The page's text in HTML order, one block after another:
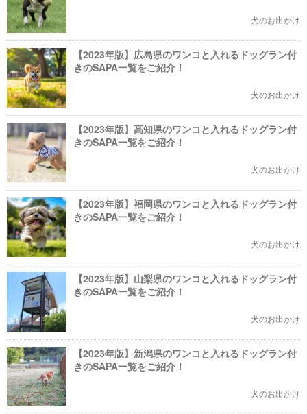
犬のお出かけ
【2023年版】広島県のワンコと入れるドッグラン付
きのSAPA一覧をご紹介！
犬のお出かけ
【2023年版】高知県のワンコと入れるドッグラン付
きのSAPA一覧をご紹介！
犬のお出かけ
【2023年版】福岡県のワンコと入れるドッグラン付
きのSAPA一覧をご紹介！
犬のお出かけ
【2023年版】山梨県のワンコと入れるドッグラン付
きのSAPA一覧をご紹介！
犬のお出かけ
【2023年版】新潟県のワンコと入れるドッグラン付
きのSAPA一覧をご紹介！
犬のお出かけ